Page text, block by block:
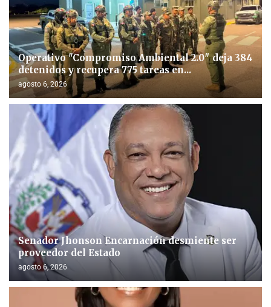
Operativo "Compromiso Ambiental 2.0″ deja 384
detenidos y recupera 775 tareas en...
agosto 6, 2026
Senador Jhonson Encarnación desmiente ser
proveedor del Estado
agosto 6, 2026